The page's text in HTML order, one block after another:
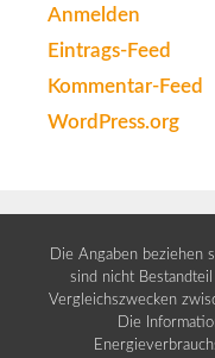
Anmelden
Eintrags-Feed
Kommentar-Feed
WordPress.org
Die Angaben beziehen
sind nicht
Vergleichszwecken
Die